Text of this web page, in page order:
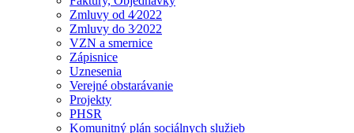
Zmluvy od 4⁄2022
Zmluvy do 3⁄2022
VZN a smernice
Zápisnice
Uznesenia
Verejné obstarávanie
Projekty
PHSR
Komunitný plán sociálnych služieb